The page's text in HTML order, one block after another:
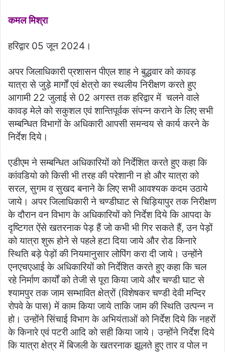
कमल मिश्रा
हरिद्वार 05 जून 2024।
अपर जिलाधिकारी प्रशासन पीएल शाह ने बुद्धवार को कावड़
यात्रा से जुड़े मार्गों एवं क्षेत्रो का स्थलीय निरीक्षण करते हुए
आगामी 22 जुलाई से 02 अगस्त तक हरिद्वार में चलने वाले
कावड़ मेले को सकुशल एवं शान्तिपूर्वक संपन्न कराने के लिए सभी
सम्बन्धित विभागों के अधिकारी आपसी समन्वय से कार्य करने के
निर्देश दिये।
एडीएम ने सम्बन्धित अधिकारियों को निर्देशित करते हुए कहा कि
कांवडियो को किसी भी तरह की परेशानी न हो और यात्रा को
सरल, सुगम व सुखद बनाने के लिए सभी आवश्यक कदम उठाये
जाये। अपर जिलाधिकारी ने चण्डीघाट से चिड़ियापुर तक निरीक्षण
के दौरान वन विभाग के अधिकारियों को निर्देश दिये कि आपदा के
दृष्टिगत ऐंसे खतरनाक पेड़ हैं जो कभी भी गिर सकते हैं, उन पेड़ों
को यात्रा शुरू होने से पहले हटा दिया जाये और रोड किनारे
स्थिति बड़े पेड़ों की नियमानुसार लोपिंग करा दी जाये। उन्होंने
एनएचएआई के अधिकारियों को निर्देशित करते हुए कहा कि चल
रहे निर्माण कार्यों को तेजी से पूरा किया जाये और चण्डी घाट से
श्यामपुर तक जाम सम्भावित क्षेत्रों (विशेषकर चण्डी देवी मन्दिर
रोपवे के पास) में काम किया जाये ताकि जाम की स्थिति उत्पन्न न
हो। उन्होंने सिंचाई विभाग के अभियंताओं को निर्देश दिये कि नहरों
के किनारे एवं पटरी आदि को सही किया जाये। उन्होंने निर्देश दिये
कि यात्रा क्षेत्र में बिजली के खतरनाक झूलते हुए तार व पोल न